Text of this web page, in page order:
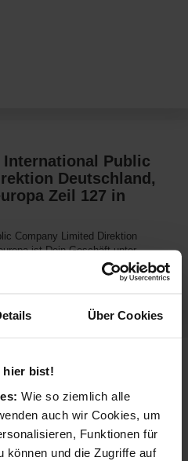
Über Cookies
hier bist!
Wie so ziemlich alle
auch wir Cookies, um
Funktionen für
können und die Zugriffe auf
International Public
Deutschland,
Zeil 127 in
Company Limited Direktion
ist Dein Geschäft unter
Pauschalreisen, Last Minute
International
Direktion
und Osteuropa
Company Limited Direktion
verkauft Produkte aus diesen